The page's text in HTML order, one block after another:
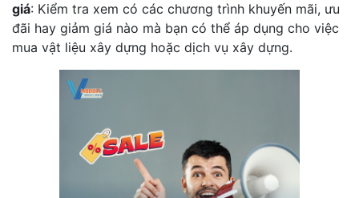
giá: Kiểm tra xem có các chương trình khuyến mãi, ưu
đãi hay giảm giá nào mà bạn có thể áp dụng cho việc
mua vật liệu xây dựng hoặc dịch vụ xây dựng.